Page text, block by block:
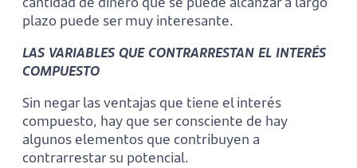
plazo puede ser muy interesante.
LAS VARIABLES QUE CONTRARRESTAN EL INTERÉS
COMPUESTO
Sin negar las ventajas que tiene el interés
compuesto, hay que ser consciente de hay
algunos elementos que contribuyen a
contrarrestar su potencial.